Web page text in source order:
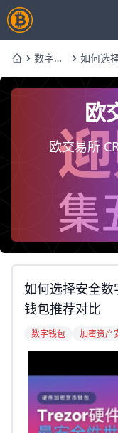
Home数字钱
如何选
欧
终身
（每
欧交易所
如何选择安全
钱包推荐对比
数字钱包 加密资产